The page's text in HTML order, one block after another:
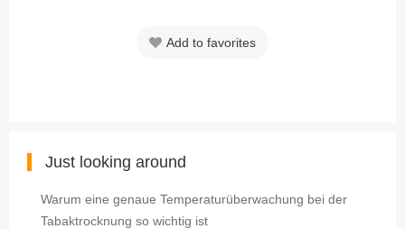
Add to favorites
Just looking around
Warum eine genaue Temperaturüberwachung bei der
Tabaktrocknung so wichtig ist